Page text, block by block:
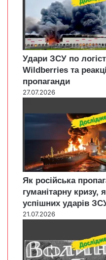
Удари ЗСУ по
Wildberries та
пропаганди
27.07.2026
Як російська
гуманітарну кризу,
успішних ударів
21.07.2026